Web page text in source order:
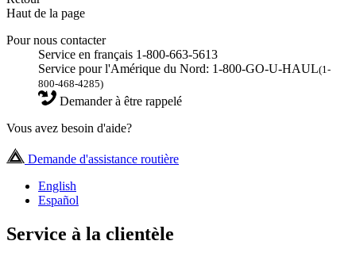
Haut de la page
Pour nous contacter
Service en français 1-800-663-5613
Service pour l'Amérique du Nord: 1-800-GO-U-HAUL(1-
800-468-4285)
Demander à être rappelé
Vous avez besoin d'aide?
Demande d'assistance routière
English
Español
Service à la clientèle